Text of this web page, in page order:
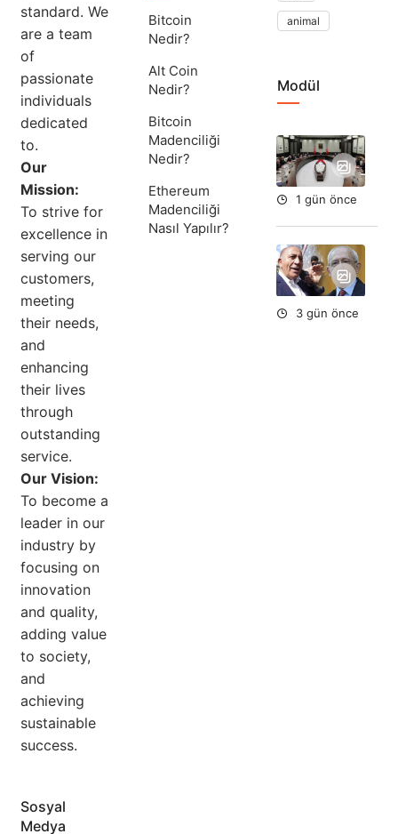
standard. We
are a team
of
passionate
individuals
dedicated
to.
Our
Mission:
To strive for
excellence in
serving our
customers,
meeting
their needs,
and
enhancing
their lives
through
outstanding
service.
Our Vision:
To become a
leader in our
industry by
focusing on
innovation
and quality,
adding value
to society,
and
achieving
sustainable
success.
Sosyal
Medya
Bitcoin
Nedir?
Alt Coin
Nedir?
Bitcoin
Madenciliği
Nedir?
Ethereum
Madenciliği
Nasıl Yapılır?
animal
Modül
1 gün önce
3 gün önce